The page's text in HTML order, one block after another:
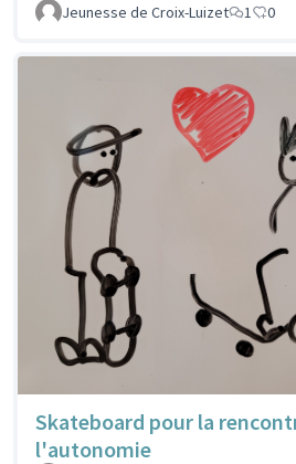
Jeunesse de Croix-Luizet
1 0
Skateboard pour la
l'autonomie